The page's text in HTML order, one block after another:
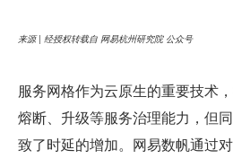
来源 | 经授权转载自 网易杭州研究院 公众号
服务网格作为云原生的重要技术
熔断、升级等服务治理能力，但
致了时延的增加。网易数帆通过